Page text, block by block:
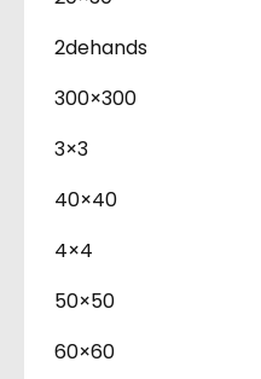
2dehands
300×300
3×3
40×40
4×4
50×50
60×60